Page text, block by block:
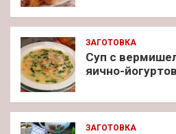
ЗАГОТОВКА
Суп с
яично-
ЗАГОТОВКА